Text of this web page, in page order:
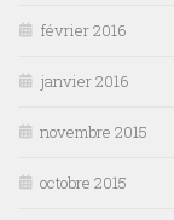
février 2016
janvier 2016
novembre 2015
octobre 2015